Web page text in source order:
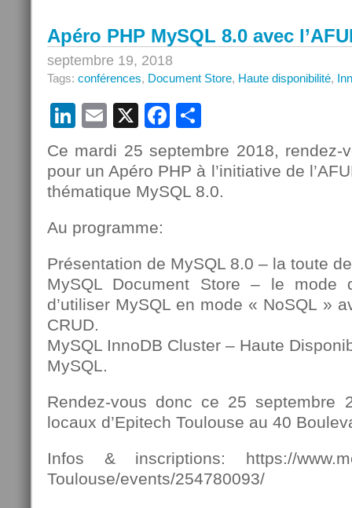
Apéro PHP MySQL 8.0 avec
septembre 19, 2018
Tags: conférences, Document Store, Haute disponibilité,
LinkedIn
Email
X Facebook
Ce mardi 25 septembre 2018,
pour un Apéro PHP à l’initiative de
thématique MySQL 8.0.
Au programme:
Présentation de MySQL 8.0 – la toute
MySQL Document Store – le mode
d’utiliser MySQL en mode « NoSQL »
CRUD.
MySQL InnoDB Cluster – Haute
MySQL.
Rendez-vous donc ce 25 septembre
locaux d’Epitech Toulouse au 40
Infos & inscriptions: https://
Toulouse/events/254780093/